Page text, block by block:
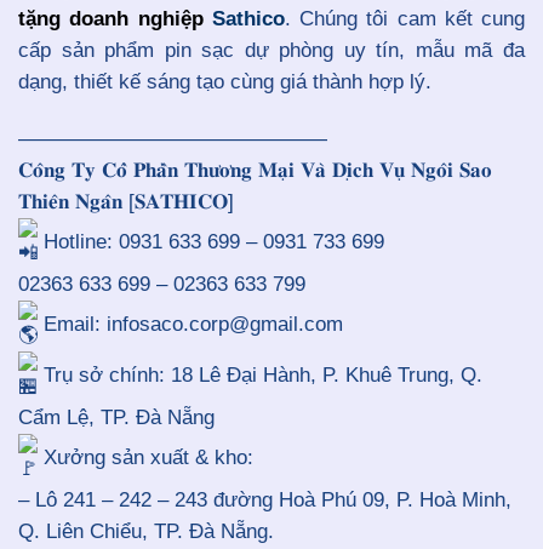
tặng doanh nghiệp Sathico. Chúng tôi cam kết cung
cấp sản phẩm pin sạc dự phòng uy tín, mẫu mã đa
dạng, thiết kế sáng tạo cùng giá thành hợp lý.
———————————————
𝐂𝐨̂𝐧𝐠 𝐓𝐲 𝐂𝐨̂̉ 𝐏𝐡𝐚̂̀𝐧 𝐓𝐡𝐮̛𝐨̛𝐧𝐠 𝐌𝐚̣𝐢 𝐕𝐚̀ 𝐃𝐢̣𝐜𝐡 𝐕𝐮̣ 𝐍𝐠𝐨̂𝐢 𝐒𝐚𝐨
𝐓𝐡𝐢𝐞̂𝐧 𝐍𝐠𝐚̂𝐧 [𝐒𝐀𝐓𝐇𝐈𝐂𝐎]
Hotline: 0931 633 699 – 0931 733 699
02363 633 699 – 02363 633 799
Email: infosaco.corp@gmail.com
Trụ sở chính: 18 Lê Đại Hành, P. Khuê Trung, Q.
Cẩm Lệ, TP. Đà Nẵng
Xưởng sản xuất & kho:
– Lô 241 – 242 – 243 đường Hoà Phú 09, P. Hoà Minh,
Q. Liên Chiểu, TP. Đà Nẵng.